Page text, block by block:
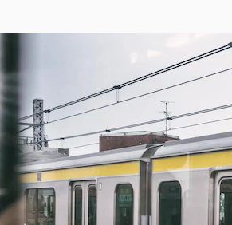
платформа для создания
лучших работ. Более 1 миллиона
среди креаторов,
агентств и студий.
Pусский
ИИ-